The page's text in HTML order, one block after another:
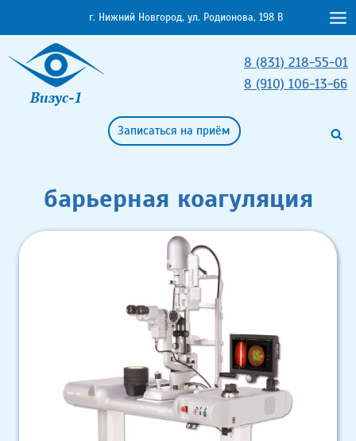
к
содержимому
г. Нижний Новгород, ул. Родионова, 198 В
Визус-1
8 (831) 218-55-01
8 (910) 106-13-66
Записаться на приём
барьерная коагуляция